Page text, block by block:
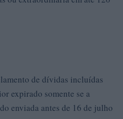
de dívidas incluídas
expirado somente se a
enviada antes de 16 de julho